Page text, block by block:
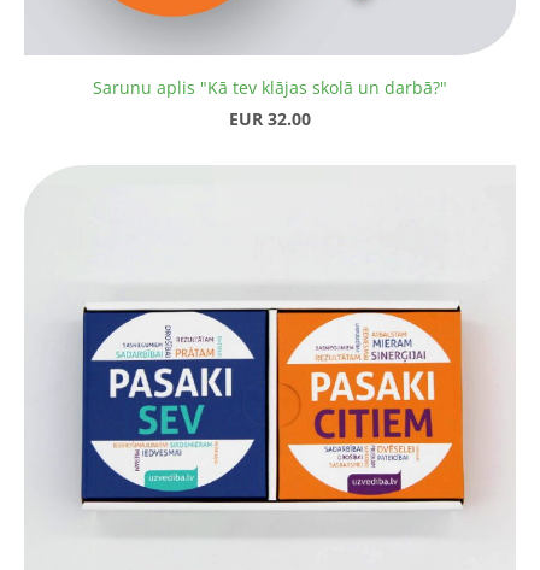
Sarunu aplis "Kā tev klājas skolā un darbā?"
EUR 32.00